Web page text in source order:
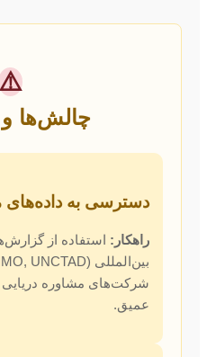
چالش‌ها و
دسترسی به داده‌های
راهکار: استفاده از
شرکت‌های مشاوره دریایی
عمیق.